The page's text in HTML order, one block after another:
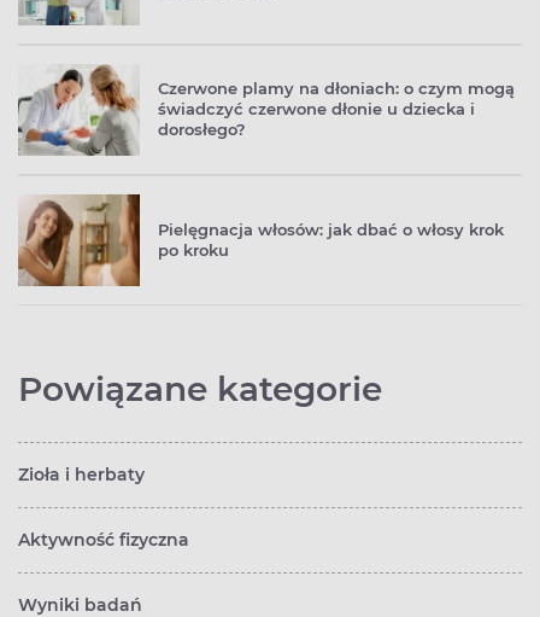
Czerwone plamy na dłoniach: o czym mogą
świadczyć czerwone dłonie u dziecka i
dorosłego?
Pielęgnacja włosów: jak dbać o włosy krok
po kroku
Powiązane kategorie
Zioła i herbaty
Aktywność fizyczna
Wyniki badań